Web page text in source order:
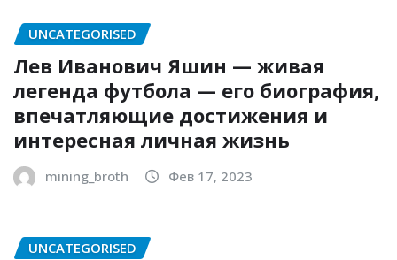
UNCATEGORISED
Лев Иванович Яшин — живая
легенда футбола — его биография,
впечатляющие достижения и
интересная личная жизнь
mining_broth Фев 17, 2023
UNCATEGORISED